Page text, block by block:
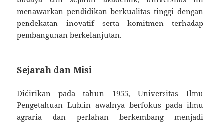
menawarkan pendidikan berkualitas tinggi dengan
pendekatan inovatif serta komitmen terhadap
pembangunan berkelanjutan.
Sejarah dan Misi
Didirikan pada tahun 1955, Universitas Ilmu
Pengetahuan Lublin awalnya berfokus pada ilmu
agraria dan perlahan berkembang menjadi